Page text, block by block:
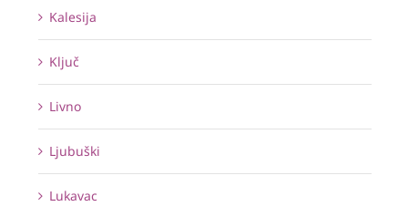
Kalesija
Ključ
Livno
Ljubuški
Lukavac